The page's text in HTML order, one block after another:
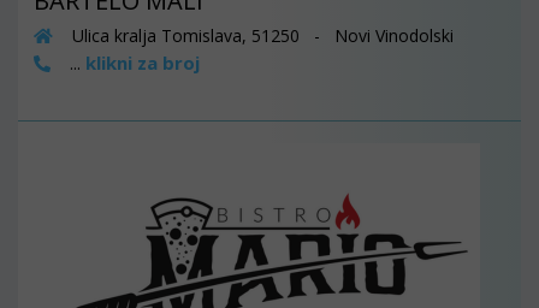
Ulica kralja Tomislava, 51250 - Novi Vinodolski
... klikni za broj